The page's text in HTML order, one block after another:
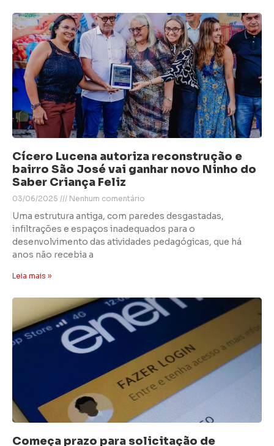
Cícero Lucena autoriza reconstrução e
bairro São José vai ganhar novo Ninho do
Saber Criança Feliz
03/06/2025 Nenhum comentário
Uma estrutura antiga, com paredes desgastadas,
infiltrações e espaços inadequados para o
desenvolvimento das atividades pedagógicas, que há
anos não recebia a
Leia mais »
Começa prazo para solicitação de